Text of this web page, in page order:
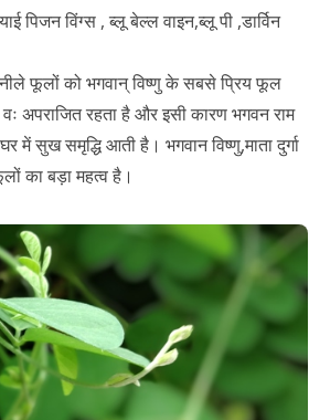
विंग्स , ब्लू बेल्ल वाइन,ब्लू पी ,डार्विन
फूलों को भगवान् विष्णु के सबसे प्रिय फूल
अपराजित रहता है और इसी कारण भगवन राम
सुख समृद्धि आती है। भगवान विष्णु,माता दुर्गा
का बड़ा महत्व है।